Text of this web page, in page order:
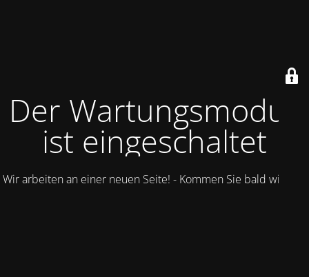
Der Wartungsmodus
ist eingeschaltet
Wir arbeiten an einer neuen Seite! - Kommen Sie bald wieder.